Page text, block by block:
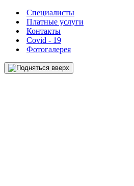
Специалисты
Платные услуги
Контакты
Covid - 19
Фотогалерея